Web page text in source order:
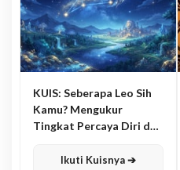
KUIS: Seberapa Leo Sih
Kamu? Mengukur
Tingkat Percaya Diri dan
Ikuti Kuisnya ➔